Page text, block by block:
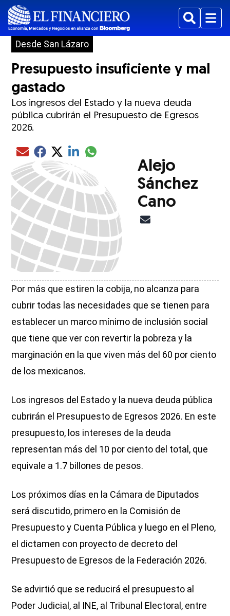
BuscarMenu
Desde San Lázaro
Presupuesto insuficiente y mal
gastado
Los ingresos del Estado y la nueva deuda
pública cubrirán el Presupuesto de Egresos
2026.
Compartir el artículo actual mediante Email
Compartir el artículo actual mediante Facebook
Compartir el artículo actual mediante Twitter
Compartir el artículo actual mediante LinkedIn
Compartir el artículo actual mediante
Alejo
Sánchez
Cano
Por más que estiren la cobija, no alcanza para
cubrir todas las necesidades que se tienen para
establecer un marco mínimo de inclusión social
que tiene que ver con revertir la pobreza y la
marginación en la que viven más del 60 por ciento
de los mexicanos.
Los ingresos del Estado y la nueva deuda pública
cubrirán el Presupuesto de Egresos 2026. En este
presupuesto, los intereses de la deuda
representan más del 10 por ciento del total, que
equivale a 1.7 billones de pesos.
Los próximos días en la Cámara de Diputados
será discutido, primero en la Comisión de
Presupuesto y Cuenta Pública y luego en el Pleno,
el dictamen con proyecto de decreto del
Presupuesto de Egresos de la Federación 2026.
Se advirtió que se reducirá el presupuesto al
Poder Judicial, al INE, al Tribunal Electoral, entre